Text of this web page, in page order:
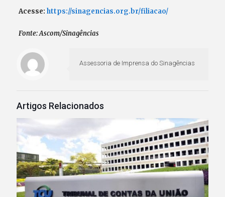
Acesse: https://sinagencias.org.br/filiacao/
Fonte: Ascom/Sinagências
Assessoria de Imprensa do Sinagências
Artigos Relacionados